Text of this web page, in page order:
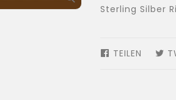
Sterling Silber
TEILEN AUF